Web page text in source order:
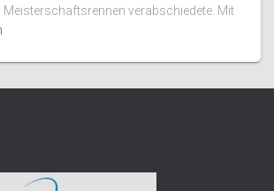
verabschiedete. Mit